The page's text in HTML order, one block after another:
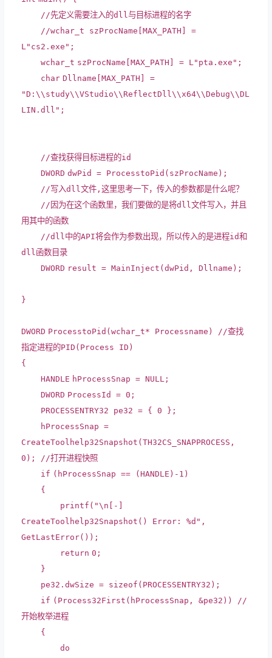
//先定义需要注入的dll与目标进程的名字
//wchar_t szProcName[MAX_PATH] =
L"cs2.exe";
wchar_t szProcName[MAX_PATH] = L"pta.exe" ;
char Dllname[MAX_PATH] =
"D:\\study\\VStudio\\ReflectDll\\x64\\Debug\\DL
LIN.dll" ;
//查找获得目标进程的id
DWORD dwPid = ProcesstoPid(szProcName);
//写入dll文件,这里思考一下，传入的参数都是什么呢？
//因为在这个函数里，我们要做的是将dll文件写入，并且
用其中的函数
//dll中的API将会作为参数出现，所以传入的是进程id和
dll函数目录
DWORD result = MainInject(dwPid, Dllname);
}
DWORD ProcesstoPid(wchar_t* Processname) //查找
指定进程的PID(Process ID)
{
HANDLE hProcessSnap = NULL;
DWORD ProcessId = 0;
PROCESSENTRY32 pe32 = { 0 };
hProcessSnap =
CreateToolhelp32Snapshot(TH32CS_SNAPPROCESS,
0); //打开进程快照
if (hProcessSnap == (HANDLE)-1)
{
printf( "\n[-]
CreateToolhelp32Snapshot() Error: %d" ,
GetLastError());
return 0;
}
pe32.dwSize = sizeof(PROCESSENTRY32);
if (Process32First(hProcessSnap, &pe32)) //
开始枚举进程
{
do